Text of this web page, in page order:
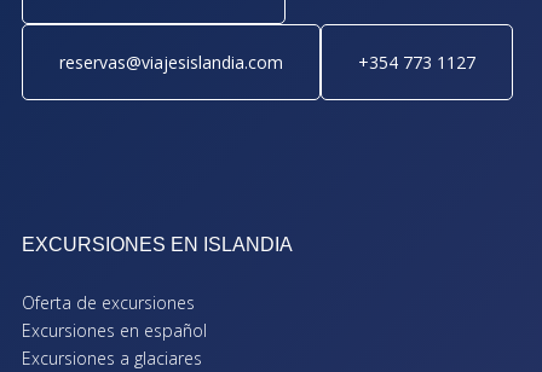
reservas@viajesislandia.com +354 773 1127
EXCURSIONES EN ISLANDIA
Oferta de excursiones
Excursiones en español
Excursiones a glaciares